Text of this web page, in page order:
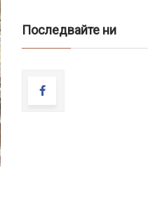
Последвайте ни